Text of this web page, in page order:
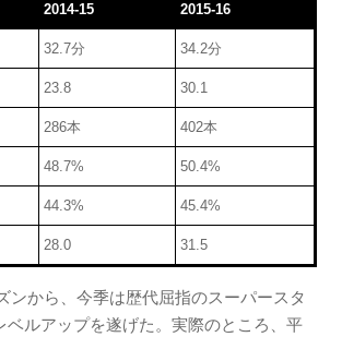
2014-15 2015-16
32.7分 34.2分
23.8 30.1
286本 402本
48.7% 50.4%
44.3% 45.4%
28.0 31.5
ンから、今季は歴代屈指のスーパースタ
ベルアップを遂げた。実際のところ、平